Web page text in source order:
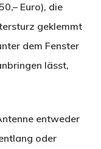
Euro), die
geklemmt
dem Fenster
lässt,
entweder
oder